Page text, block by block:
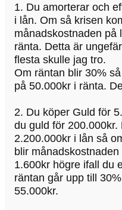
1. Du amorterar och
i lån. Om så krisen
månadskostnaden på
ränta. Detta är
flesta skulle jag tro.
Om räntan blir 30%
på 50.000kr i ränta.
2. Du köper Guld för
du guld för
2.200.000kr i lån så
blir
1.600kr högre ifall du
räntan går upp till
55.000kr.